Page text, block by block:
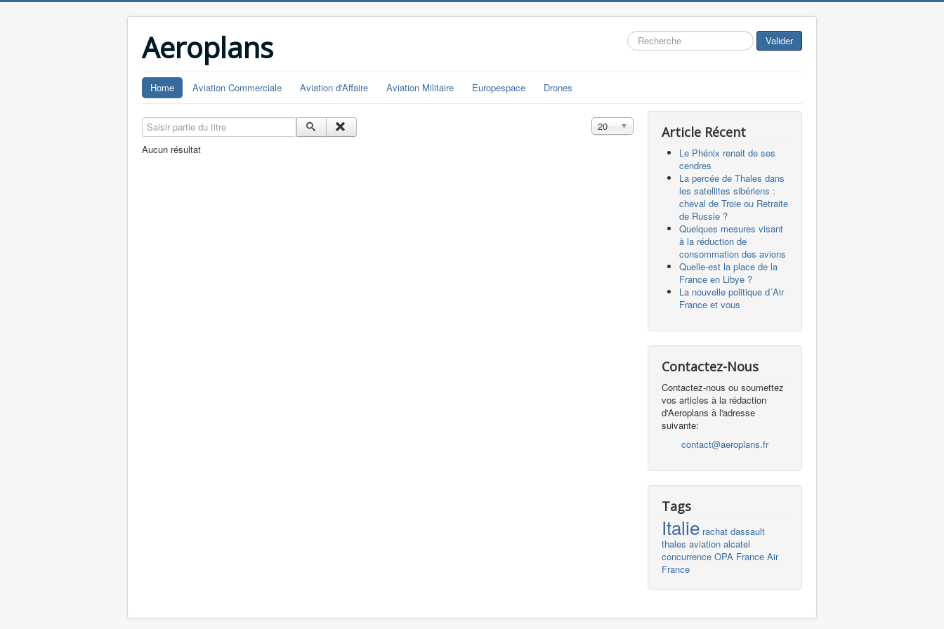
Aeroplans Rechercher Valider
Home Aviation Commerciale Aviation d'Affaire Aviation Militaire Europespace Drones
Saisir partie du titre Affichage #
20
Aucun résultat
Article Récent
Le Phénix renait de ses
cendres
La percée de Thales dans
les satellites sibériens :
cheval de Troie ou Retraite
de Russie ?
Quelques mesures visant
à la réduction de
consommation des avions
Quelle-est la place de la
France en Libye ?
La nouvelle politique d´Air
France et vous
Contactez-Nous
Contactez-nous ou soumettez
vos articles à la rédaction
d'Aeroplans à l'adresse
suivante:
contact@aeroplans.fr
Tags
Italie rachat dassault
thales aviation alcatel
concurrence OPA France Air
France